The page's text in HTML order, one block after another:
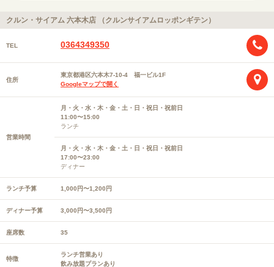
クルン・サイアム 六本木店 （クルンサイアムロッポンギテン）
TEL 0364349350
住所
東京都港区六本木7-10-4 福一ビル1F
Googleマップで開く
営業時間
月・火・水・木・金・土・日・祝日・祝前日
11:00〜15:00
ランチ
月・火・水・木・金・土・日・祝日・祝前日
17:00〜23:00
ディナー
ランチ予算 1,000円〜1,200円
ディナー予算 3,000円〜3,500円
座席数 35
特徴
ランチ営業あり
飲み放題プランあり